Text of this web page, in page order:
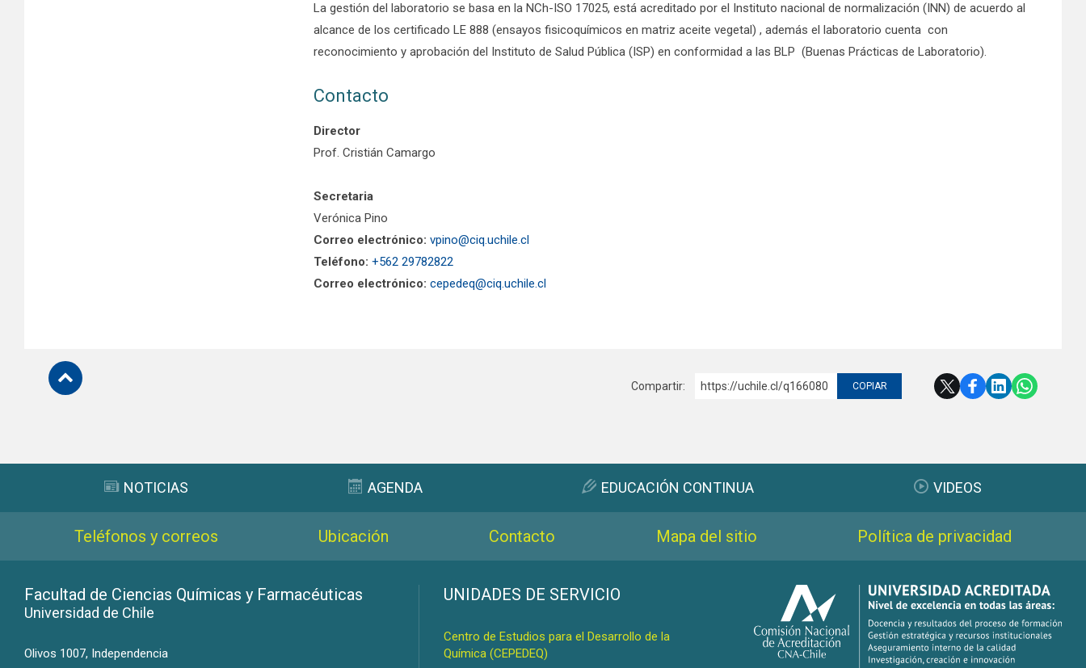
La gestión del laboratorio se basa en la NCh-ISO 17025, está acreditado por el Instituto nacional de normalización (INN) de acuerdo al
alcance de los certificado LE 888 (ensayos fisicoquímicos en matriz aceite vegetal) , además el laboratorio cuenta con
reconocimiento y aprobación del Instituto de Salud Pública (ISP) en conformidad a las BLP (Buenas Prácticas de Laboratorio).
Contacto
Director
Prof. Cristián Camargo
Secretaria
Verónica Pino
Correo electrónico: vpino@ciq.uchile.cl
Teléfono: +562 29782822
Correo electrónico: cepedeq@ciq.uchile.cl
Compartir: https://uchile.cl/q166080 COPIAR
NOTICIAS AGENDA EDUCACIÓN CONTINUA VIDEOS
Teléfonos y correos Ubicación Contacto Mapa del sitio Política de privacidad
Facultad de Ciencias Químicas y Farmacéuticas
Universidad de Chile
Olivos 1007, Independencia
UNIDADES DE SERVICIO
Centro de Estudios para el Desarrollo de la
Química (CEPEDEQ)